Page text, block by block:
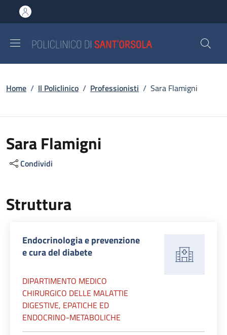
al contenuto principale
to footer content
Briciole di pane
Home / Il Policlinico / Professionisti / Sara Flamigni
Sara Flamigni
Condividi
Struttura
Endocrinologia e prevenzione
e cura del diabete
DIPARTIMENTO MEDICO
CHIRURGICO DELLE MALATTIE
DIGESTIVE, EPATICHE ED
ENDOCRINO-METABOLICHE